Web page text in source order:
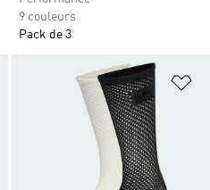
9 couleurs
Pack de 3
Ajouter à la Liste de produits